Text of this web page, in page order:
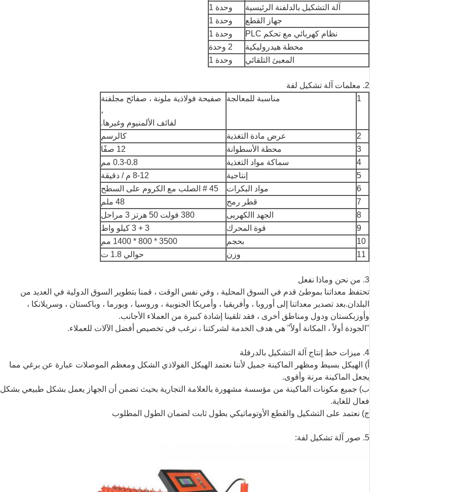
آلة التشكيل بالدلفنة الرئيسية
وحدة 1
جهاز القطع
وحدة 1
نظام كهربائي مع تحكم PLC
وحدة 1
محطة هيدروليكية
2 وحدة
المعبئ التلقائي
وحدة 1
2. معلمات آلة تشكيل لفة
1
مناسبة للمعالجة
صفيحة فولاذية ملونة ، صفائح مجلفنة
،
لفائف الألمنيوم وغيرها.
2
عرض مادة التغذية
كالرسم
3
محطة الأسطوانة
12 صفًا
4
سماكة مواد التغذية
0.3-0.8 مم
5
إنتاجية
8-12 م / دقيقة
6
مواد البكرات
45 # الصلب مع الكروم على السطح
7
قطر رمح
48 ملم
8
الجهد االكهربى
380 فولت 50 هرتز 3 مراحل
9
قوة المحرك
3 + 3 كيلو واط
10
بحجم
3500 * 800 * 1400 مم
11
وزن حوالي 1.8 ت
3. من نحن وماذا نفعل
تحتفظ معداتنا بموطئ قدم في السوق المحلية ، وفي نفس الوقت ، قمنا بتطوير السوق الدولية في العديد من
البلدان.بعد تصدير معداتنا إلى أوروبا ، وأفريقيا ، وأمريكا الجنوبية ، وروسيا ، وبورما ، وباكستان ، وسريلانكا ،
وأوزبكستان ودول ومناطق أخرى ، فقد تلقينا إشادة كبيرة من العملاء الأجانب.
"الجودة أولاً ، المكانة أولاً" هي هدف الخدمة لشركتنا ، نرغب في تخصيص أفضل الآلات للعملاء.
4. ميزات خط إنتاج آلة التشكيل بالدرفلة
أ) الهيكل بسيط ومظهر الماكينة جميل لأننا نعتمد الهيكل الفولاذي الشكل ومعظم الموصلات عبارة عن برغي مما
يجعل الماكينة مرنة وأقوى.
ب) جميع مكونات الماكينة من مؤسسة مشهورة بالعلامة التجارية بحيث تضمن أن الجهاز يعمل بشكل طبيعي بشكل
فعال للغاية.
ج) نعتمد على التشكيل والقطع الأوتوماتيكي بطول ثابت لضمان الطول المطلوب
5. صور آلة تشكيل لفة: